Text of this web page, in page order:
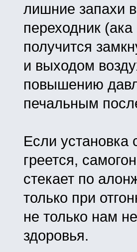
лишние запахи
переходник
получится
и выходом
повышению
печальным
Если установка
греется,
стекает по
только при
не только нам
здоровья.